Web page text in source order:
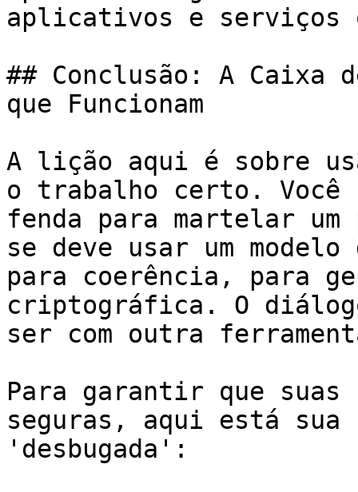
aplicativos e serviços
## Conclusão: A Caixa
que Funcionam
A lição aqui é sobre
o trabalho certo. Você
fenda para martelar um
se deve usar um
para coerência, para
criptográfica. O
ser com outra
Para garantir que suas
seguras, aqui está sua
'desbugada':